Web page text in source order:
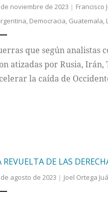
de noviembre de 2023 Francisco
, Democracia, Guatemala,
que según analistas
atizadas por Rusia,
la caída de
REVUELTA DE LAS
de agosto de 2023 Joel Ortega